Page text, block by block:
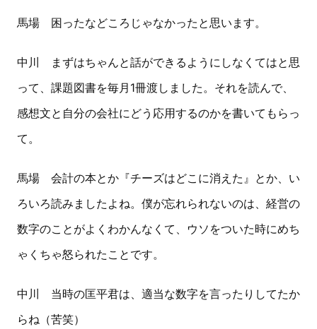
馬場 困ったなどころじゃなかったと思います。
中川 まずはちゃんと話ができるようにしなくてはと思
って、課題図書を毎月1冊渡しました。それを読んで、
感想文と自分の会社にどう応用するのかを書いてもらっ
て。
馬場 会計の本とか『チーズはどこに消えた』とか、い
ろいろ読みましたよね。僕が忘れられないのは、経営の
数字のことがよくわかんなくて、ウソをついた時にめち
ゃくちゃ怒られたことです。
中川 当時の匡平君は、適当な数字を言ったりしてたか
らね（苦笑）